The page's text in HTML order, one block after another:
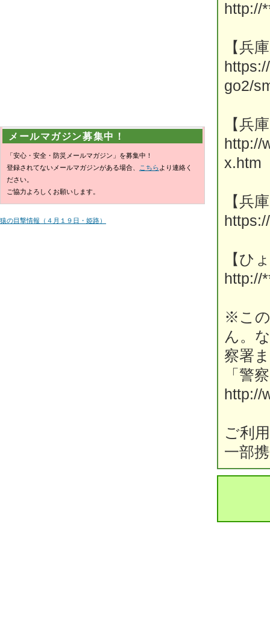
http://
【兵
go2/
【兵
http://
x.htm
【兵
【ひ
http://
※この
ん。
察署
「警
http://
ご利
一部
メールマガジン募集中！
「安心・安全・防災メールマガジン」を募集中！
登録されてないメールマガジンがある場合、
こちら より連絡く
ださい。
ご協力よろしくお願いします。
猿の目撃情報（４月１９日・姫路）